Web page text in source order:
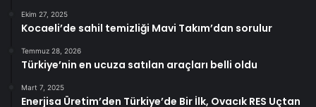
Ekim 27, 2025
Kocaeli’de sahil temizliği Mavi Takım’dan sorulur
Temmuz 28, 2026
Türkiye’nin en ucuza satılan araçları belli oldu
Mart 7, 2025
Enerjisa Üretim’den Türkiye’de Bir İlk, Ovacık RES Uçtan